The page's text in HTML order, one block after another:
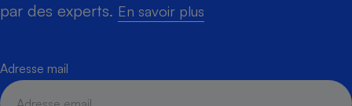
par des experts. En savoir plus
Adresse mail